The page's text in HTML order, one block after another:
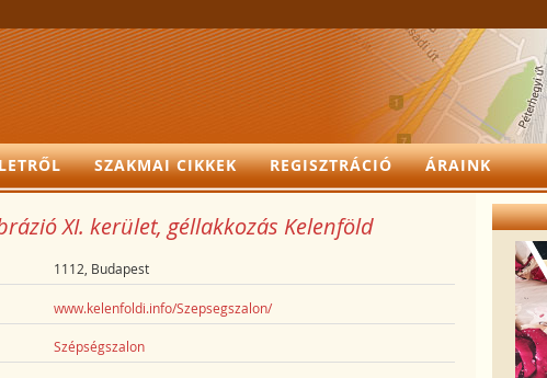
SZAKMAI CIKKEK REGISZTRÁCIÓ ÁRAINK
XI. kerület, géllakkozás Kelenföld
1112, Budapest
www.kelenfoldi.info/Szepsegszalon/
Szépségszalon